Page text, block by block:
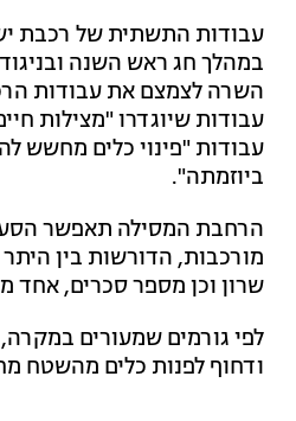
עבודות התשתית של רכבת
במהלך חג ראש השנה
השרה לצמצם את עבודות
עבודות שיוגדרו "מצילות
עבודות "פינוי כלים מחשש
ביוזמתה".
הרחבת המסילה תאפשר הסעת
מורכבות, הדורשות בין
שרון וכן מספר סכרים, אחד
לפי גורמים שמעורים במקרה,
ודחוף לפנות כלים מהשטח